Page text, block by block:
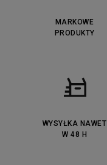
MARKOWE
PRODUKTY
WYSYŁKA NAWET
W 48 H